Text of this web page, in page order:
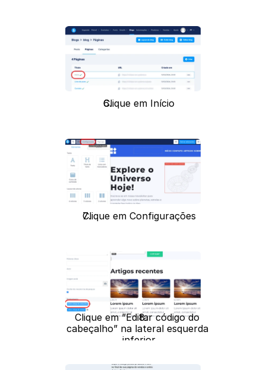
Clique em Início
Clique em Configurações
Clique em ”Editar código do
cabeçalho” na lateral esquerda
inferior